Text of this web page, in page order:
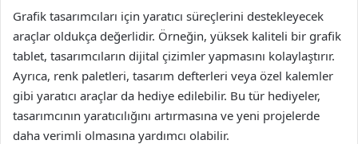
Grafik tasarımcıları için yaratıcı süreçlerini destekleyecek
araçlar oldukça değerlidir. Örneğin, yüksek kaliteli bir grafik
tablet, tasarımcıların dijital çizimler yapmasını kolaylaştırır.
Ayrıca, renk paletleri, tasarım defterleri veya özel kalemler
gibi yaratıcı araçlar da hediye edilebilir. Bu tür hediyeler,
tasarımcının yaratıcılığını artırmasına ve yeni projelerde
daha verimli olmasına yardımcı olabilir.